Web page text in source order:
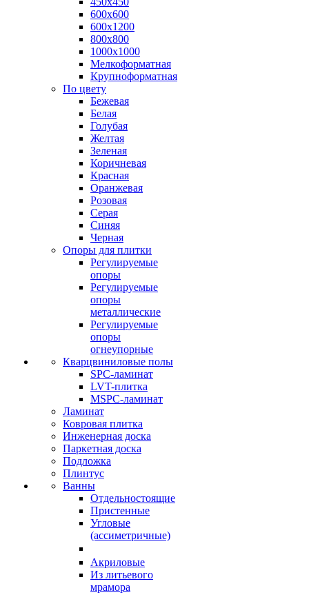
600х600
600х1200
800х800
1000х1000
Мелкоформатная
Крупноформатная
По цвету
Бежевая
Белая
Голубая
Желтая
Зеленая
Коричневая
Красная
Оранжевая
Розовая
Серая
Синяя
Черная
Опоры для плитки
Регулируемые
опоры
Регулируемые
опоры
металлические
Регулируемые
опоры
огнеупорные
Кварцвиниловые полы
SPC-ламинат
LVT-плитка
MSPC-ламинат
Ламинат
Ковровая плитка
Инженерная доска
Паркетная доска
Подложка
Плинтус
Ванны
Отдельностоящие
Пристенные
Угловые
(ассиметричные)
Акриловые
Из литьевого
мрамора